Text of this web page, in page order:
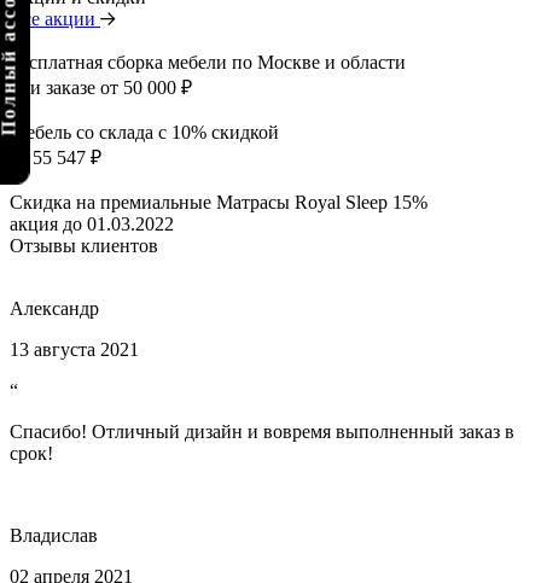
Все акции
Бесплатная сборка мебели по Москве и области
при заказе от 50 000 ₽
Мебель со склада с 10% скидкой
от 55 547 ₽
Скидка на премиальные Матрасы Royal Sleep 15%
акция до 01.03.2022
Отзывы клиентов
Александр
13 августа 2021
“
Спасибо! Отличный дизайн и вовремя выполненный заказ в
срок!
Владислав
02 апреля 2021